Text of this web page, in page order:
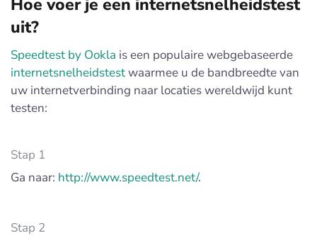
Hoe voer je een internetsnelheidstest
uit?
Speedtest by Ookla is een populaire webgebaseerde
internetsnelheidstestwaarmee u de bandbreedte van
uw internetverbinding naar locaties wereldwijd kunt
testen:
Stap 1
Ga naar: http://www.speedtest.net/.
Stap 2